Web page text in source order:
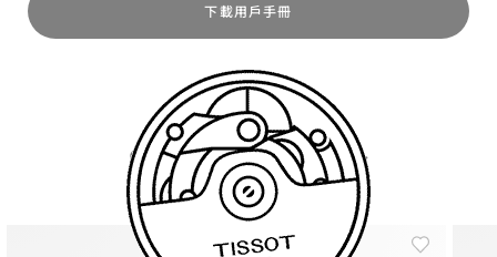
下載用戶手冊
Similar Products